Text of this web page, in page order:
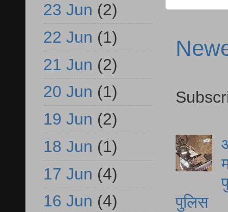
पुलिस
23 Jun (2)
22 Jun (1)
21 Jun (2)
20 Jun (1)
19 Jun (2)
18 Jun (1)
17 Jun (4)
16 Jun (4)